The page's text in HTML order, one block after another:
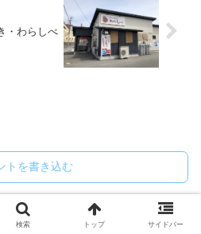
・わらしべ
トを書き込む
ドア
検索 トップ サイドバー